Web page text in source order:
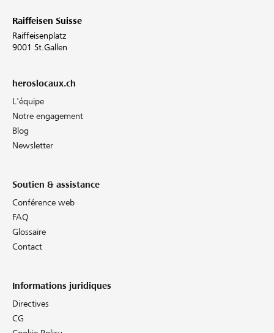
Raiffeisen Suisse
Raiffeisenplatz
9001 St.Gallen
heroslocaux.ch
L'équipe
Notre engagement
Blog
Newsletter
Soutien & assistance
Conférence web
FAQ
Glossaire
Contact
Informations juridiques
Directives
CG